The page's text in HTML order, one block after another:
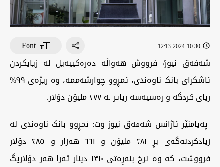
2024-10-30 12:13
Font
شەفەق نیوز/ فرووش هەواڵە دەرەکییەیل لە زیایکردن
ئاشکرای بانک ناوەندی، ئمڕوو چوارشەممە، وە ریژەی ٩٩%
زیای کردگە و رەسیەسە زیاتر لە ٢٧٧ ملیۆن دۆلار.
پەیامنێر ئاژانس شەفەق نیوز وت: ئمڕوو بانک ناوەندی لە
زیادکردنەگەی بڕ ٢٨١ ملیۆن و ٦٦١ هەزار و ٢٨٥ دۆلار
فرووشت، کە وە نرخ بنەڕەتی ١٣١٠ دینار ئەرا هەر دۆلاریگ